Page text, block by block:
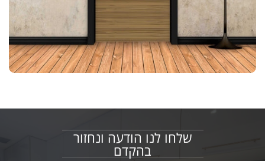
שלחו לנו הודעה ונחזור
בהקדם